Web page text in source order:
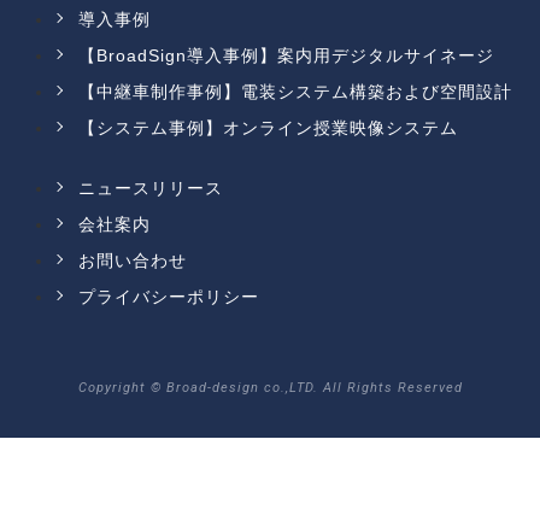
導入事例
【BroadSign導入事例】案内用デジタルサイネージ
【中継車制作事例】電装システム構築および空間設計
【システム事例】オンライン授業映像システム
ニュースリリース
会社案内
お問い合わせ
プライバシーポリシー
Copyright © Broad-design co.,LTD. All Rights Reserved